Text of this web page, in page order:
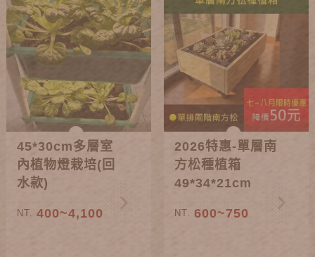
45*30cm多層室
內植物燈栽培(回
水款)
NT. 400~4,100
2026特惠-單層南
方松種植箱
49*34*21cm
NT. 600~750